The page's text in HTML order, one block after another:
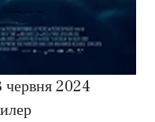
червня 2024